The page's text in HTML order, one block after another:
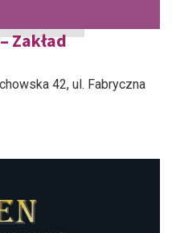
Zakład
42, ul. Fabryczna